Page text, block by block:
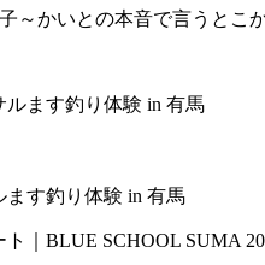
～かいとの本音で言うとこ
ます釣り体験 in 有馬